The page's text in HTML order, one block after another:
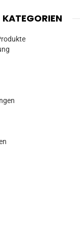
KATEGORIEN